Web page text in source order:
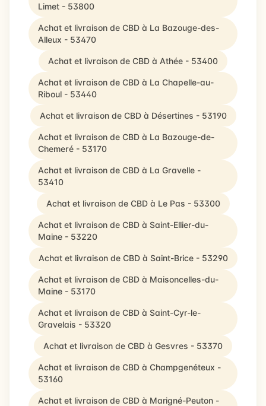
Limet - 53800
Achat et livraison de CBD à La Bazouge-des-
Alleux - 53470
Achat et livraison de CBD à Athée - 53400
Achat et livraison de CBD à La Chapelle-au-
Riboul - 53440
Achat et livraison de CBD à Désertines - 53190
Achat et livraison de CBD à La Bazouge-de-
Chemeré - 53170
Achat et livraison de CBD à La Gravelle -
53410
Achat et livraison de CBD à Le Pas - 53300
Achat et livraison de CBD à Saint-Ellier-du-
Maine - 53220
Achat et livraison de CBD à Saint-Brice - 53290
Achat et livraison de CBD à Maisoncelles-du-
Maine - 53170
Achat et livraison de CBD à Saint-Cyr-le-
Gravelais - 53320
Achat et livraison de CBD à Gesvres - 53370
Achat et livraison de CBD à Champgenéteux -
53160
Achat et livraison de CBD à Marigné-Peuton -